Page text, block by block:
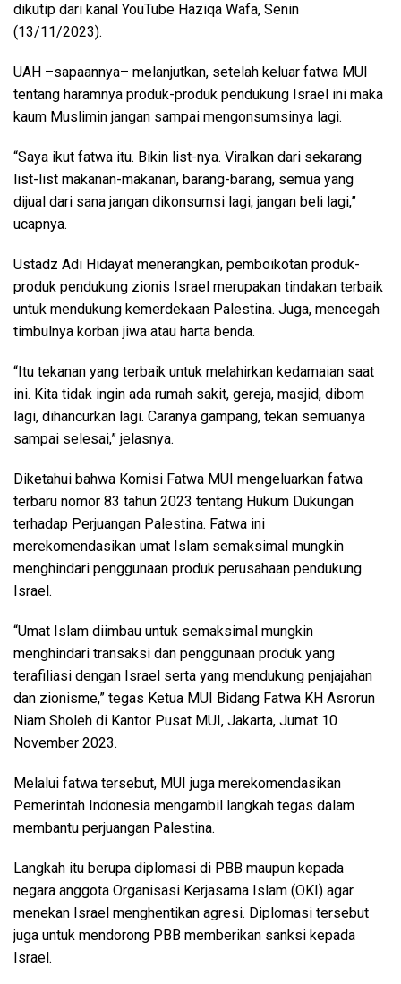
dikutip dari kanal YouTube Haziqa Wafa, Senin
(13/11/2023).
UAH –sapaannya– melanjutkan, setelah keluar fatwa MUI
tentang haramnya produk-produk pendukung Israel ini maka
kaum Muslimin jangan sampai mengonsumsinya lagi.
“Saya ikut fatwa itu. Bikin list-nya. Viralkan dari sekarang
list-list makanan-makanan, barang-barang, semua yang
dijual dari sana jangan dikonsumsi lagi, jangan beli lagi,”
ucapnya.
Ustadz Adi Hidayat menerangkan, pemboikotan produk-
produk pendukung zionis Israel merupakan tindakan terbaik
untuk mendukung kemerdekaan Palestina. Juga, mencegah
timbulnya korban jiwa atau harta benda.
“Itu tekanan yang terbaik untuk melahirkan kedamaian saat
ini. Kita tidak ingin ada rumah sakit, gereja, masjid, dibom
lagi, dihancurkan lagi. Caranya gampang, tekan semuanya
sampai selesai,” jelasnya.
Diketahui bahwa Komisi Fatwa MUI mengeluarkan fatwa
terbaru nomor 83 tahun 2023 tentang Hukum Dukungan
terhadap Perjuangan Palestina. Fatwa ini
merekomendasikan umat Islam semaksimal mungkin
menghindari penggunaan produk perusahaan pendukung
Israel.
“Umat Islam diimbau untuk semaksimal mungkin
menghindari transaksi dan penggunaan produk yang
terafiliasi dengan Israel serta yang mendukung penjajahan
dan zionisme,” tegas Ketua MUI Bidang Fatwa KH Asrorun
Niam Sholeh di Kantor Pusat MUI, Jakarta, Jumat 10
November 2023.
Melalui fatwa tersebut, MUI juga merekomendasikan
Pemerintah Indonesia mengambil langkah tegas dalam
membantu perjuangan Palestina.
Langkah itu berupa diplomasi di PBB maupun kepada
negara anggota Organisasi Kerjasama Islam (OKI) agar
menekan Israel menghentikan agresi. Diplomasi tersebut
juga untuk mendorong PBB memberikan sanksi kepada
Israel.